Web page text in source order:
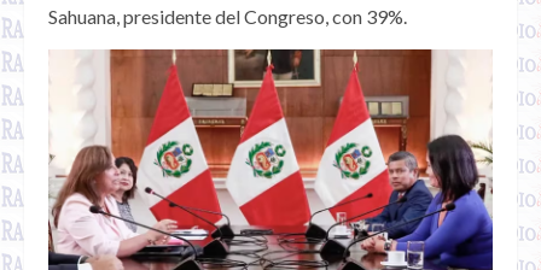
Sahuana, presidente del Congreso, con 39%.